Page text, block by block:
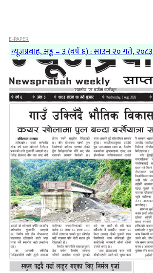
E-PAPER
न्यूजप्रवाह, अङ्क – ३ (वर्ष ६) : साउन २० गते, २०८३